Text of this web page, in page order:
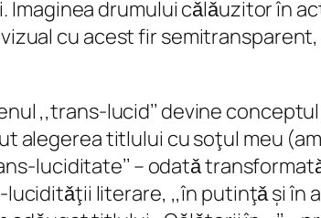
drumului cǎlǎuzitor în
cu acest fir
,,trans-lucid’’ devine
alegerea titlului cu soţul meu
luciditate’’ – odatǎ
literare, ,,în putinţǎ și în